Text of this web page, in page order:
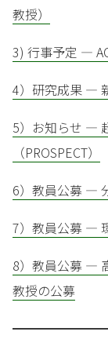
教授）
3) 行事予定 —
4）研究成果 —
5）お知らせ —
（PROSPECT）
6）教員公募 —
7）教員公募 —
8）教員公募 —
教授の公募